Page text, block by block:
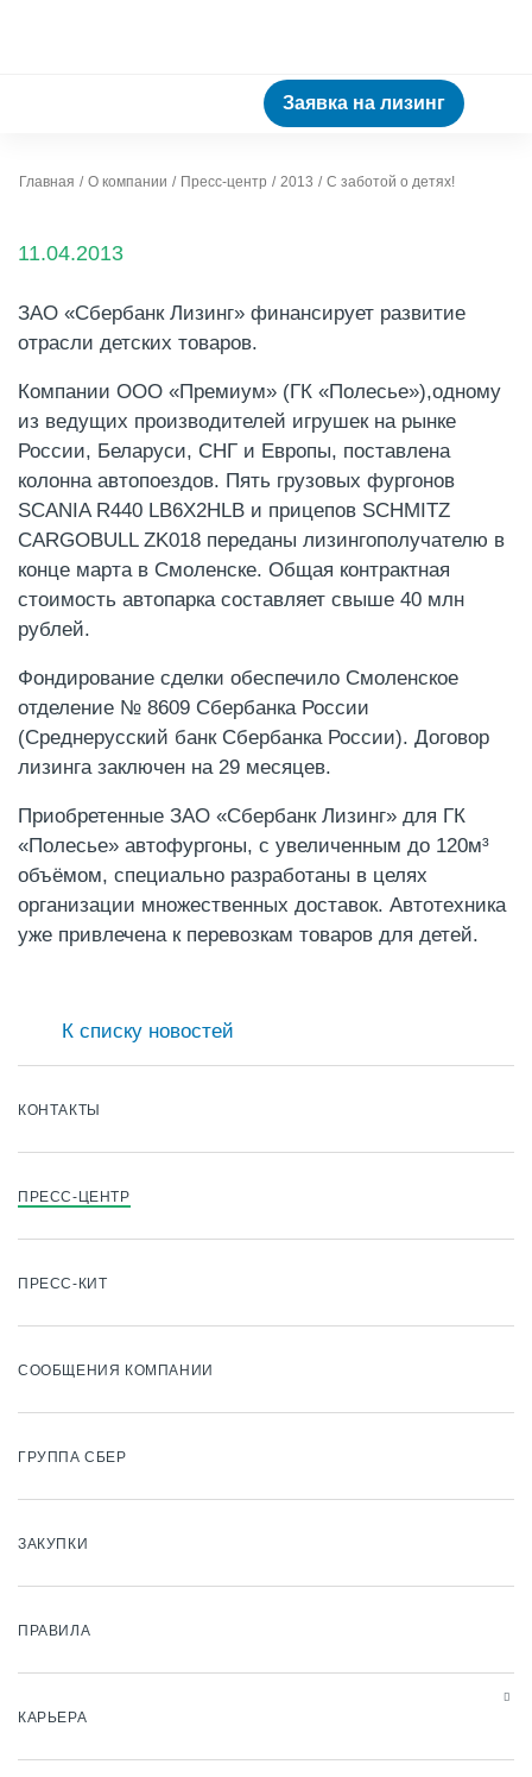
Заявка на лизинг
Главная О компании Пресс-центр 2013 С заботой о детях!
КОНТАКТЫ
ПРЕСС-ЦЕНТР
ПРЕСС-КИТ
СООБЩЕНИЯ КОМПАНИИ
ГРУППА СБЕР
ЗАКУПКИ
ПРАВИЛА
КАРЬЕРА
11.04.2013
ЗАО «Сбербанк Лизинг» финансирует развитие
отрасли детских товаров.
Компании ООО «Премиум» (ГК «Полесье»),одному
из ведущих производителей игрушек на рынке
России, Беларуси, СНГ и Европы, поставлена
колонна автопоездов. Пять грузовых фургонов
SCANIA R440 LB6X2HLB и прицепов SCHMITZ
CARGOBULL ZK018 переданы лизингополучателю в
конце марта в Смоленске. Общая контрактная
стоимость автопарка составляет свыше 40 млн
рублей.
Фондирование сделки обеспечило Смоленское
отделение № 8609 Сбербанка России
(Среднерусский банк Сбербанка России). Договор
лизинга заключен на 29 месяцев.
Приобретенные ЗАО «Сбербанк Лизинг» для ГК
«Полесье» автофургоны, с увеличенным до 120м³
объёмом, специально разработаны в целях
организации множественных доставок. Автотехника
уже привлечена к перевозкам товаров для детей.
К списку новостей